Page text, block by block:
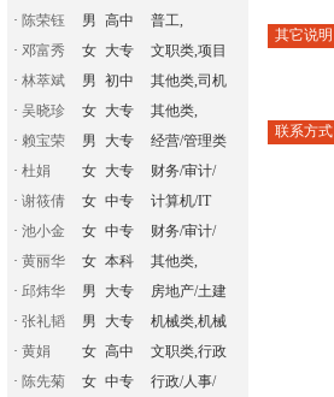
· 陈荣钰 男 高中
普工,
· 邓富秀 女 大专
文职类,项目
· 林萃斌 男 初中
其他类,司机
· 吴晓珍 女 大专
其他类,
· 赖宝荣 男 大专
经营/管理类
· 杜娟 女 大专
财务/审计/
· 谢筱倩 女 中专
计算机/IT
· 池小金 女 中专
财务/审计/
· 黄丽华 女 本科
其他类,
· 邱炜华 男 大专
房地产/土建
· 张礼韬 男 大专
机械类,机械
· 黄娟 女 高中
文职类,行政
· 陈先菊 女 中专
行政/人事/
其它说明
联系方式